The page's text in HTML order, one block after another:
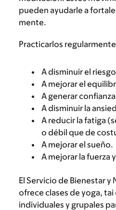
pueden ayudarle a
mente.
Practicarlos
A disminuir el
A mejorar el
A generar
A disminuir la
A reducir la fatiga
o débil que de
A mejorar el sueño.
A mejorar la fuerza
El Servicio de Bienestar y
ofrece clases de yoga,
individuales y grupales